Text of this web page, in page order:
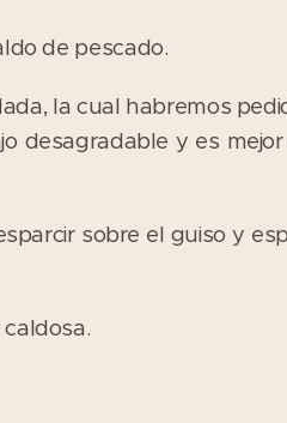
de pescado.
la cual habremos
desagradable y es
sobre el guiso y